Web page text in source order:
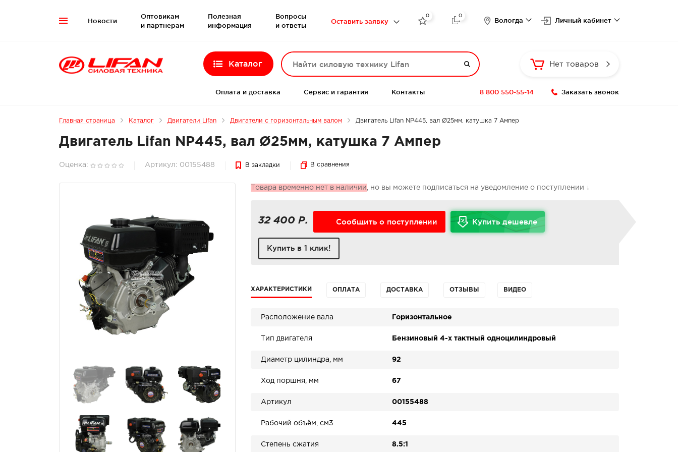
 Новости
Оптовикам
и партнерам
Полезная
информация
Вопросы
и ответы
Оставить заявку 
0

0
Вологда Личный кабинет
Каталог  Нет товаров
Оплата и доставка Сервис и гарантия Контакты 8 800 550-55-14 Заказать звонок
Главная страница Каталог Двигатели Lifan Двигатели с горизонтальным валом Двигатель Lifan NP445, вал Ø25мм, катушка 7 Ампер
Двигатель Lifan NP445, вал Ø25мм, катушка 7 Ампер
Оценка: Артикул: 00155488 В закладки В сравнения
Товара временно нет в наличии , но вы можете подписаться на уведомление о поступлении ↓
32 400 Р. Сообщить о поступлении Купить дешевле
Купить в 1 клик!
ХАРАКТЕРИСТИКИ ОПЛАТА ДОСТАВКА ОТЗЫВЫ ВИДЕО
Расположение вала Горизонтальное
Тип двигателя Бензиновый 4-х тактный одноцилиндровый
Диаметр цилиндра, мм 92
Ход поршня, мм 67
Артикул 00155488
Рабочий объём, см3 445
Степень сжатия 8.5:1